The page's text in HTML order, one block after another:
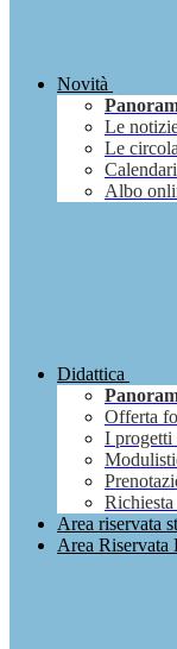
Novità
Le
Le
Albo
Didattica
Offerta
I progetti
Area riservata
Area Riservata